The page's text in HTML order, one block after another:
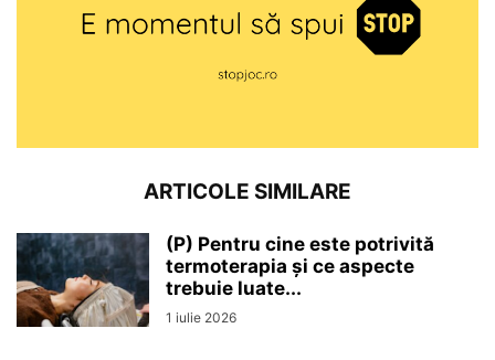
ARTICOLE SIMILARE
(P) Pentru cine este potrivită
termoterapia și ce aspecte
trebuie luate...
1 iulie 2026